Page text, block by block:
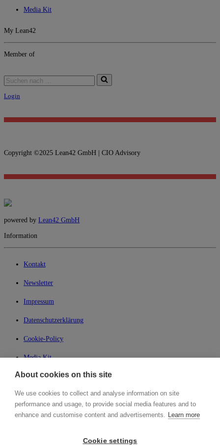
Media Kit
My Lean42
Member of
Login
Copyright ©2025 Lean42 GmbH | CIO Advisory
powered by Lean42 GmbH
Information
Kontakt
Newsletter
Impressum
Datenschutzerklärung
Cookie-Policy
Media Kit
My Lean42
Member of
About cookies on this site
We use cookies to collect and analyse information on site
performance and usage, to provide social media features and to
enhance and customise content and advertisements. Learn more
Cookie settings